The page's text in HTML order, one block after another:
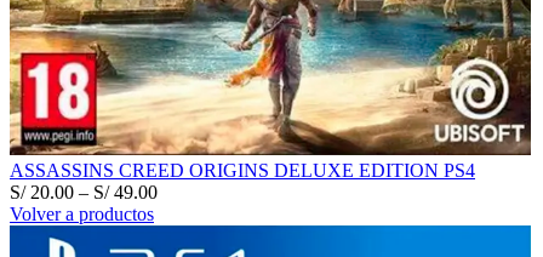
ASSASSINS CREED ORIGINS DELUXE EDITION PS4
S/20.00 – S/49.00
Volver a productos